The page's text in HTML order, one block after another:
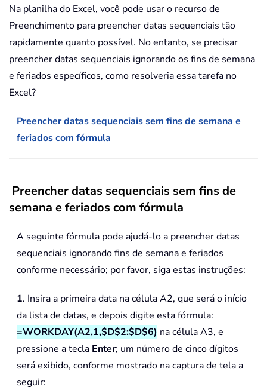
Na planilha do Excel, você pode usar o recurso de
Preenchimento para preencher datas sequenciais tão
rapidamente quanto possível. No entanto, se precisar
preencher datas sequenciais ignorando os fins de semana
e feriados específicos, como resolveria essa tarefa no
Excel?
Preencher datas sequenciais sem fins de semana e
feriados com fórmula
Preencher datas sequenciais sem fins de
semana e feriados com fórmula
A seguinte fórmula pode ajudá-lo a preencher datas
sequenciais ignorando fins de semana e feriados
conforme necessário; por favor, siga estas instruções:
1. Insira a primeira data na célula A2, que será o início
da lista de datas, e depois digite esta fórmula:
=WORKDAY(A2,1,$D$2:$D$6) na célula A3, e
pressione a tecla Enter; um número de cinco dígitos
será exibido, conforme mostrado na captura de tela a
seguir: